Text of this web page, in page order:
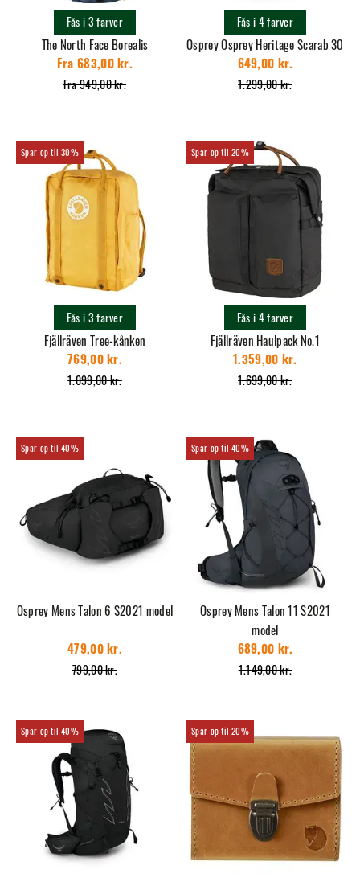
The North Face Borealis
Fra 949,00 kr.
Fra 683,00 kr.
Fås i 3 farver
Osprey Osprey Heritage Scarab 30
1.299,00 kr.
649,00 kr.
Fås i 4 farver
30%
Fjällräven Tree-kånken
1.099,00 kr.
769,00 kr.
Fås i 3 farver
20%
Fjällräven Haulpack No.1
1.699,00 kr.
1.359,00 kr.
Fås i 4 farver
40%
Osprey Mens Talon 6 S2021 model
799,00 kr.
479,00 kr.
40%
Osprey Mens Talon 11 S2021
model
1.149,00 kr.
689,00 kr.
40% 20%